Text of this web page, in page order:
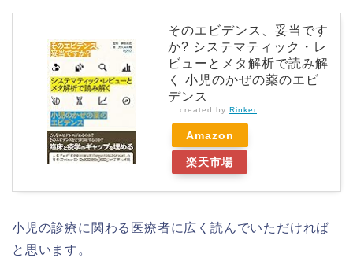
そのエビデンス、妥当です
か? システマティック・レ
ビューとメタ解析で読み解
く 小児のかぜの薬のエビ
デンス
created by Rinker
Amazon
楽天市場
小児の診療に関わる医療者に広く読んでいただければ
と思います。